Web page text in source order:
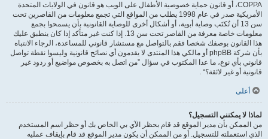
COPPA، أو قانون حماية خصوصية الأطفال على الويب هو قانون في الولايات المتحدة
الأمريكية صدر في عام 1998 يطلب من المواقع التي تجمع معلومات من القاصرين تحت
سن 13 أن تُكتَب وصاية أبوية، أو أشكال أخرى للوصاية القانونية بأن يسمحوا بجمع
معلومات خاصة معرفة من القاصر تحت سن 13. إذا كنت غير متأكد إذا كان ينطبق عليك
هذا القانون بوصفك شخصا فقم بالتواصل مع مستشار قانوني للمساعدة، الرجاء الانتباه
بأن شركة phpBB أو مالكي هذا المنتدى لا يقدمون أي نصائح قانونية وليسوا نقطة تواصل
قانوني بأي نوع، ما عدا المكتوب في سؤال ”من اتصل به بخصوص مواضيع أو ردود غير
قانونية أو غير لائقة؟“ .
أعلى
لماذا لا يمكنني التسجيل؟
من الممكن بأن مدير الموقع قد قام بحظر الآي بي الخاص بك أو حظر اسم المستخدم
الذي استعملته للتسجيل. أو من الممكن أن يكون مدير الموقع قد قام بإيقاف عمليه